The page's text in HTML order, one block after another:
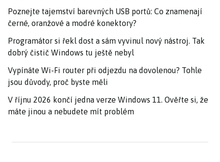
Poznejte tajemství barevných USB portů: Co znamenají
černé, oranžové a modré konektory?
Programátor si řekl dost a sám vyvinul nový nástroj. Tak
dobrý čistič Windows tu ještě nebyl
Vypínáte Wi-Fi router při odjezdu na dovolenou? Tohle
jsou důvody, proč byste měli
V říjnu 2026 končí jedna verze Windows 11. Ověřte si, že
máte jinou a nebudete mít problém